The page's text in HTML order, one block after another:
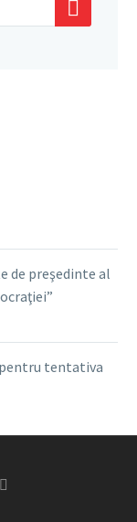
de preşedinte al
tentativa